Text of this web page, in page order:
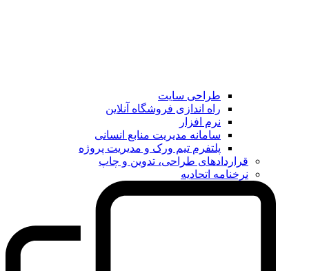
طراحی سایت
راه اندازی فروشگاه آنلاین
نرم افزار
سامانه مدیریت منابع انسانی
پلتفرم تیم ورک و مدیریت پروژه
قراردادهای طراحی، تدوین و چاپ
نرخنامه اتحادیه